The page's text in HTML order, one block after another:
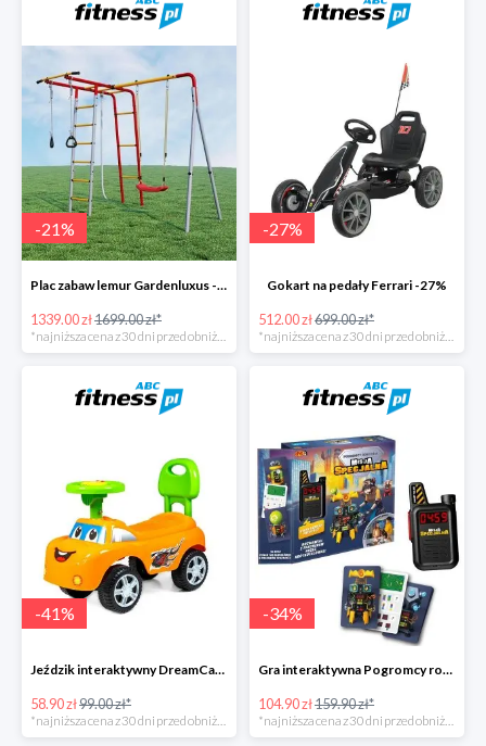
-21%
Plac zabaw lemur Gardenluxus -21%
1339.00 zł1699.00 zł*
-27%
Gokart na pedały Ferrari -27%
512.00 zł699.00 zł*
-41%
Jeździk interaktywny DreamCar -41%
58.90 zł99.00 zł*
-34%
Gra interaktywna Pogromcy robotów - Misja specjalna -34%
104.90 zł159.90 zł*